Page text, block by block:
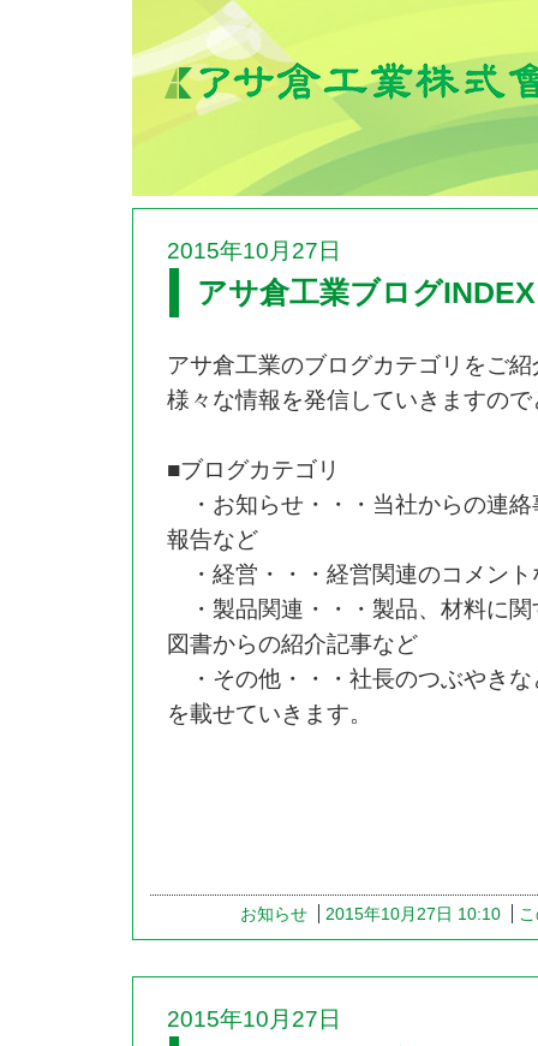
2015年10月27日
アサ倉工業ブログINDEX
アサ倉工業のブログカテゴリをご紹
様々な情報を発信していきますの
■ブログカテゴリ
・お知らせ・・・当社からの連絡
報告など
・経営・・・経営関連のコメント
・製品関連・・・製品、材料に関
図書からの紹介記事など
・その他・・・社長のつぶやきな
を載せていきます。
お知らせ 2015年10月27日 10:10
2015年10月27日